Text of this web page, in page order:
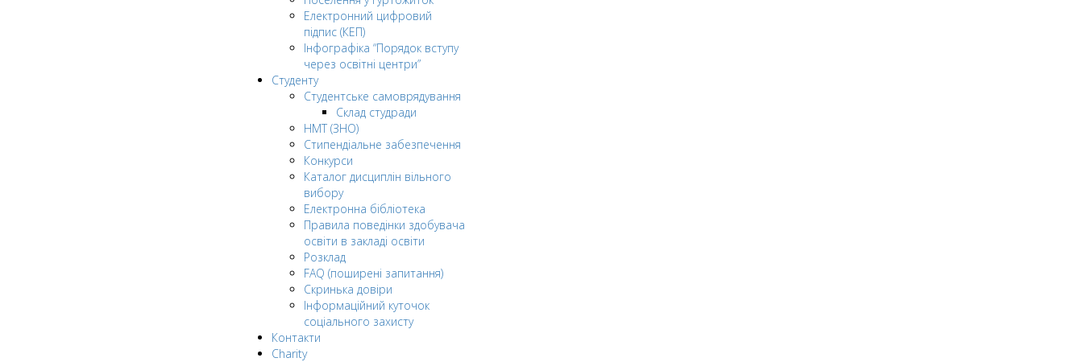
Електронний цифровий
підпис (КЕП)
Інфографіка “Порядок вступу
через освітні центри”
Студенту
Студентське самоврядування
Склад студради
НМТ (ЗНО)
Стипендіальне забезпечення
Конкурси
Каталог дисциплін вільного
вибору
Електронна бібліотека
Правила поведінки здобувача
освіти в закладі освіти
Розклад
FAQ (поширені запитання)
Скринька довіри
Інформаційний куточок
соціального захисту
Контакти
Charity